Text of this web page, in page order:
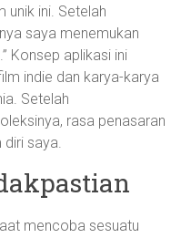
unik ini. Setelah
saya menemukan
Konsep aplikasi ini
indie dan karya-karya
Setelah
rasa penasaran
diri saya.
mencoba sesuatu